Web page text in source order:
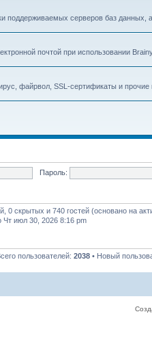
поддерживаемых серверов баз данных,
почтой при использовании
файрвол, SSL-сертификаты и
Пароль:
0 скрытых и 740 гостей (основано на
Чт июл 30, 2026 8:16 pm
пользователей: 2038 • Новый